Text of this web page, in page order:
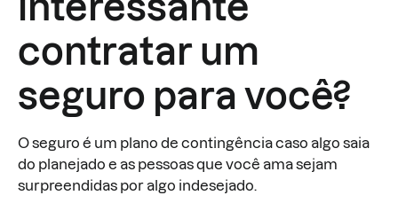
contratar um
seguro para você?
O seguro é um plano de contingência caso algo saia
do planejado e as pessoas que você ama sejam
surpreendidas por algo indesejado.